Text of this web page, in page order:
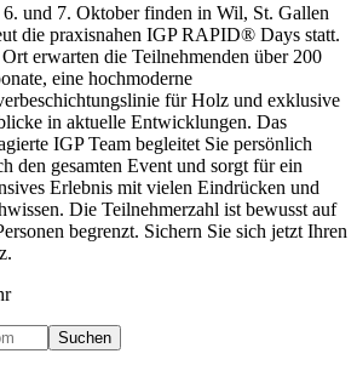
und 7. Oktober finden in Wil, St. Gallen
die praxisnahen IGP RAPID® Days statt.
erwarten die Teilnehmenden über 200
eine hochmoderne
für Holz und exklusive
in aktuelle Entwicklungen. Das
IGP Team begleitet Sie persönlich
den gesamten Event und sorgt für ein
Erlebnis mit vielen Eindrücken und
Die Teilnehmerzahl ist bewusst auf
begrenzt. Sichern Sie sich jetzt Ihren
Suchen